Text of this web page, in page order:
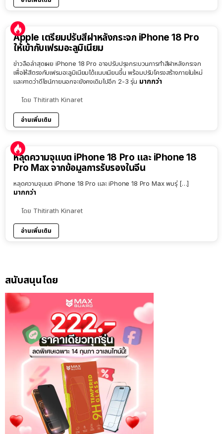
Apple เตรียมปรับสีฝาหลังกระจก iPhone 18 Pro
ให้เข้ากับเฟรมอะลูมิเนียม
ข่าวลือล่าสุดเผย iPhone 18 Pro อาจปรับปรุงกระบวนการทำสีฝาหลังกระจก
เพื่อให้สีตรงกับเฟรมอะลูมิเนียมได้แนบเนียนขึ้น พร้อมปรับโครงสร้างภายในใหม่
และคาดว่าดีไซน์ภายนอกจะยังคงเดิมไปอีก 2-3 รุ่น มากกว่า
โดย Thitirath Kinaret
อ่านเพิ่มเติม
หลุดความจุแบต iPhone 18 Pro และ iPhone 18
Pro Max จากข้อมูลการรับรองในจีน
หลุดความจุแบต iPhone 18 Pro และ iPhone 18 Pro Max พบรุ่ […]
มากกว่า
โดย Thitirath Kinaret
อ่านเพิ่มเติม
สนับสนุนโดย